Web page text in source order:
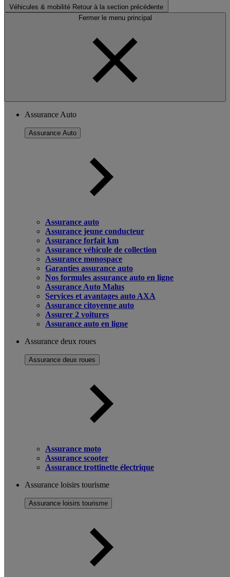
Véhicules & mobilité Retour à la section précédente
Fermer le menu principal
Assurance Auto
Assurance Auto
Assurance auto
Assurance jeune conducteur
Assurance forfait km
Assurance véhicule de collection
Assurance monospace
Garanties assurance auto
Nos formules assurance auto en ligne
Assurance Auto Malus
Services et avantages auto AXA
Assurance citoyenne auto
Assurer 2 voitures
Assurance auto en ligne
Assurance deux roues
Assurance deux roues
Assurance moto
Assurance scooter
Assurance trottinette électrique
Assurance loisirs tourisme
Assurance loisirs tourisme